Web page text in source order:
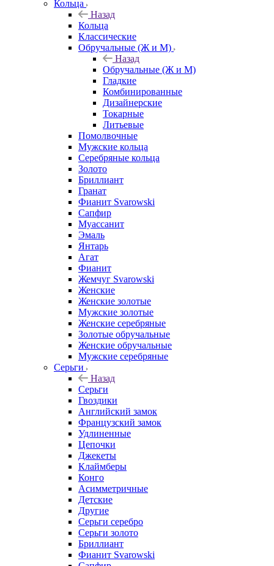
Кольца
Назад
Кольца
Классические
Обручальные (Ж и М)
Назад
Обручальные (Ж и М)
Гладкие
Комбинированные
Дизайнерские
Токарные
Литьевые
Помолвочные
Мужские кольца
Серебряные кольца
Золото
Бриллиант
Гранат
Фианит Svarowski
Сапфир
Муассанит
Эмаль
Янтарь
Агат
Фианит
Жемчуг Svarowski
Женские
Женские золотые
Мужские золотые
Женские серебряные
Золотые обручальные
Женские обручальные
Мужские серебряные
Серьги
Назад
Серьги
Гвоздики
Английский замок
Французский замок
Удлиненные
Цепочки
Джекеты
Клаймберы
Конго
Асимметричные
Детские
Другие
Серьги серебро
Серьги золото
Бриллиант
Фианит Svarowski